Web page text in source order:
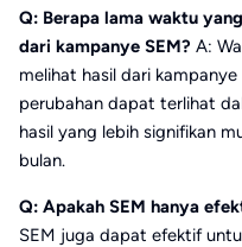
Q: Berapa lama waktu
dari kampanye SEM? A:
melihat hasil dari
perubahan dapat terlihat
hasil yang lebih signifikan
bulan.
Q: Apakah SEM hanya
SEM juga dapat efektif